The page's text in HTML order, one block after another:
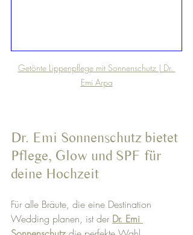
Getönte Lippenpflege mit Sonnenschutz | Dr.
Emi Arpa
Dr. Emi Sonnenschutz bietet
Pflege, Glow und SPF für
deine Hochzeit
Für alle Bräute, die eine Destination
Wedding planen, ist der Dr. Emi